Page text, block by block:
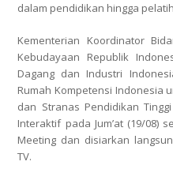
dalam pendidikan hingga
Kementerian Koordinator
Kebudayaan Republik
Dagang dan Industri
Rumah Kompetensi Indonesia
dan Stranas Pendidikan
Interaktif pada Jum’at (19/08)
Meeting dan disiarkan
TV.